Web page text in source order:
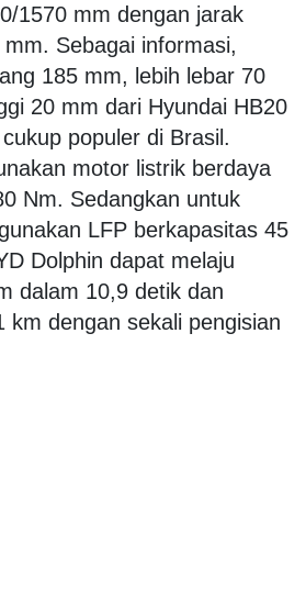
1570 mm dengan jarak
Sebagai informasi,
185 mm, lebih lebar 70
20 mm dari Hyundai HB20
populer di Brasil.
motor listrik berdaya
Nm. Sedangkan untuk
LFP berkapasitas 45
Dolphin dapat melaju
dalam 10,9 detik dan
km dengan sekali pengisian